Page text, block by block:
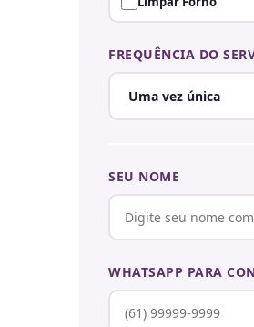
FREQUÊNCIA DO
SEU NOME
WHATSAPP PARA